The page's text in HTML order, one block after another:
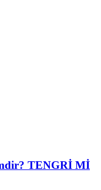
TENGRİ Mİ